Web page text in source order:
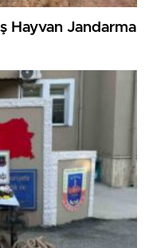
Hayvan Jandarma